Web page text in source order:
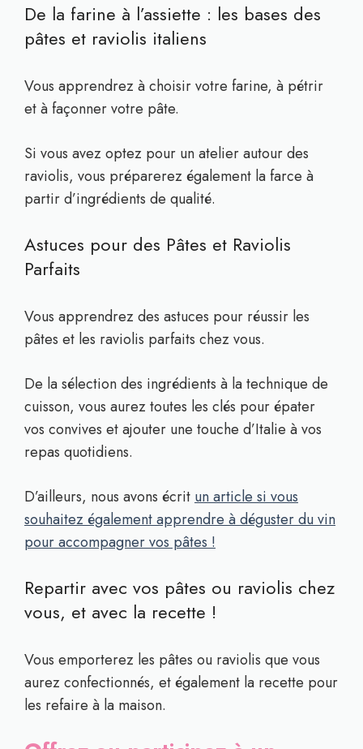
De la farine à l’assiette : les bases des
pâtes et raviolis italiens
Vous apprendrez à choisir votre farine, à pétrir
et à façonner votre pâte.
Si vous avez optez pour un atelier autour des
raviolis, vous préparerez également la farce à
partir d’ingrédients de qualité.
Astuces pour des Pâtes et Raviolis
Parfaits
Vous apprendrez des astuces pour réussir les
pâtes et les raviolis parfaits chez vous.
De la sélection des ingrédients à la technique de
cuisson, vous aurez toutes les clés pour épater
vos convives et ajouter une touche d’Italie à vos
repas quotidiens.
D’ailleurs, nous avons écrit un article si vous
souhaitez également apprendre à déguster du vin
pour accompagner vos pâtes !
Repartir avec vos pâtes ou raviolis chez
vous, et avec la recette !
Vous emporterez les pâtes ou raviolis que vous
aurez confectionnés, et également la recette pour
les refaire à la maison.